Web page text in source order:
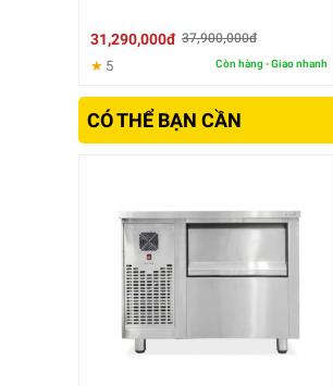
31,290,000đ 37,900,000đ
★ 5 Còn hàng - Giao nhanh
CÓ THỂ BẠN CẦN